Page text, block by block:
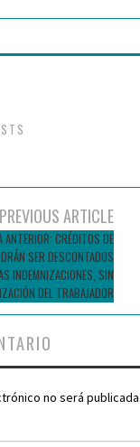
PREVIOUS ARTICLE
ANTERIOR: CRÉDITOS DE
SER DESCONTADOS
INDEMNIZACIONES, SIN
DEL TRABAJADOR
no será publicada.